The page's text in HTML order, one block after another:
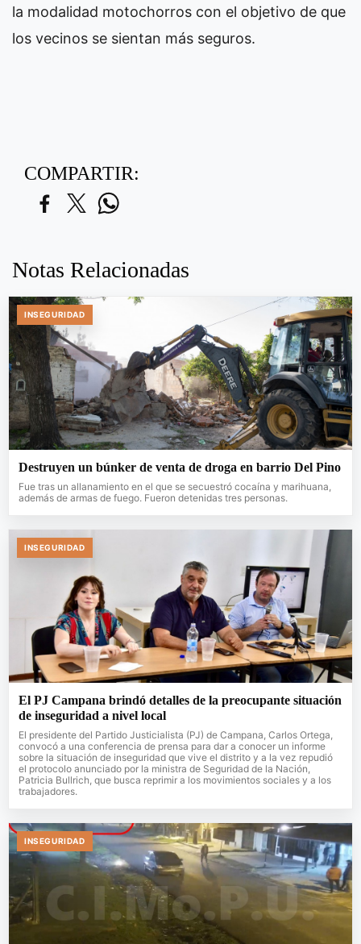
la modalidad motochorros con el objetivo de que
los vecinos se sientan más seguros.
COMPARTIR:
Notas Relacionadas
INSEGURIDAD
Destruyen un búnker de venta de droga en barrio Del Pino
Fue tras un allanamiento en el que se secuestró cocaína y marihuana,
además de armas de fuego. Fueron detenidas tres personas.
INSEGURIDAD
El PJ Campana brindó detalles de la preocupante situación
de inseguridad a nivel local
El presidente del Partido Justicialista (PJ) de Campana, Carlos Ortega,
convocó a una conferencia de prensa para dar a conocer un informe
sobre la situación de inseguridad que vive el distrito y a la vez repudió
el protocolo anunciado por la ministra de Seguridad de la Nación,
Patricia Bullrich, que busca reprimir a los movimientos sociales y a los
trabajadores.
INSEGURIDAD